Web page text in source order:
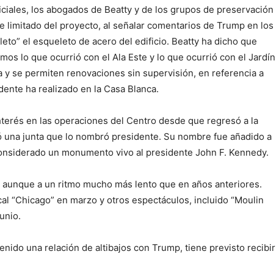
los abogados de Beatty y de los grupos de preservación
limitado del proyecto, al señalar comentarios de Trump en los
el esqueleto de acero del edificio. Beatty ha dicho que
lo que ocurrió con el Ala Este y lo que ocurrió con el Jardín
y se permiten renovaciones sin supervisión, en referencia a
ha realizado en la Casa Blanca.
en las operaciones del Centro desde que regresó a la
una junta que lo nombró presidente. Su nombre fue añadido a
un monumento vivo al presidente John F. Kennedy.
a un ritmo mucho más lento que en años anteriores.
“Chicago” en marzo y otros espectáculos, incluido “Moulin
una relación de altibajos con Trump, tiene previsto recibir